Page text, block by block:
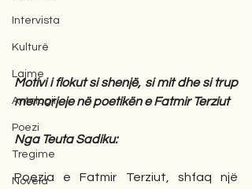
Intervista
Kulturë
Lajme
Antologji
Poezi
Tregime
Novela
Motivi i flokut si shenjë, si mit dhe si trup
memorjeje në poetikën e Fatmir Terziut
Nga Teuta Sadiku:
Poezia e Fatmir Terziut, shfaq një